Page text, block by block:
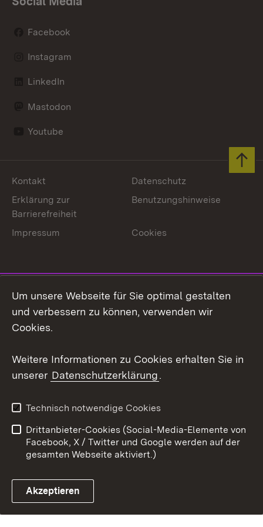
Facebook
Instagram
LinkedIn
Mastodon
Youtube
Link zum Landesportal
Kontakt
Datenschutz
Erklärung zur
Barrierefreiheit
Benutzungshinweise
Impressum Cookies
Um unsere Webseite für Sie optimal gestalten
und verbessern zu können, verwenden wir
Cookies.
Weitere Informationen zu Cookies erhalten Sie in
unserer Datenschutzerklärung.
Technisch notwendige Cookies
Drittanbieter-Cookies (Social-Media-Elemente von
Facebook, X / Twitter und Google werden auf der
gesamten Webseite aktiviert.)
Akzeptieren